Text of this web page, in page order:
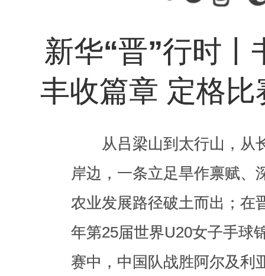
从吕梁山到太行山，从
农业发展路径破土而出；在
年第25届世界U20女子手球
赛中，中国队战胜阿尔及利
红”；在吕梁山区，约500名
在山西盛霖集团数据标注中
新华“晋”行时丨
丰收篇章 定格
从吕梁山到太行山，从
岸边，一条立足旱作禀赋、
农业发展路径破土而出；在
年第25届世界U20女子手球
赛中，中国队战胜阿尔及利